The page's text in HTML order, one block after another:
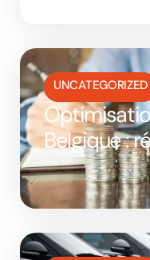
UNCATEGORIZED
Belgique :